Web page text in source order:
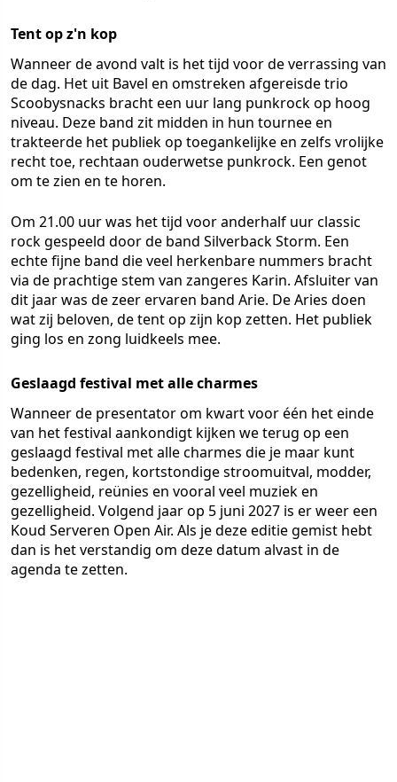
Tent op z'n kop
Wanneer de avond valt is het tijd voor de verrassing van
de dag. Het uit Bavel en omstreken afgereisde trio
Scoobysnacks bracht een uur lang punkrock op hoog
niveau. Deze band zit midden in hun tournee en
trakteerde het publiek op toegankelijke en zelfs vrolijke
recht toe, rechtaan ouderwetse punkrock. Een genot
om te zien en te horen.
Om 21.00 uur was het tijd voor anderhalf uur classic
rock gespeeld door de band Silverback Storm. Een
echte fijne band die veel herkenbare nummers bracht
via de prachtige stem van zangeres Karin. Afsluiter van
dit jaar was de zeer ervaren band Arie. De Aries doen
wat zij beloven, de tent op zijn kop zetten. Het publiek
ging los en zong luidkeels mee.
Geslaagd festival met alle charmes
Wanneer de presentator om kwart voor één het einde
van het festival aankondigt kijken we terug op een
geslaagd festival met alle charmes die je maar kunt
bedenken, regen, kortstondige stroomuitval, modder,
gezelligheid, reünies en vooral veel muziek en
gezelligheid. Volgend jaar op 5 juni 2027 is er weer een
Koud Serveren Open Air. Als je deze editie gemist hebt
dan is het verstandig om deze datum alvast in de
agenda te zetten.